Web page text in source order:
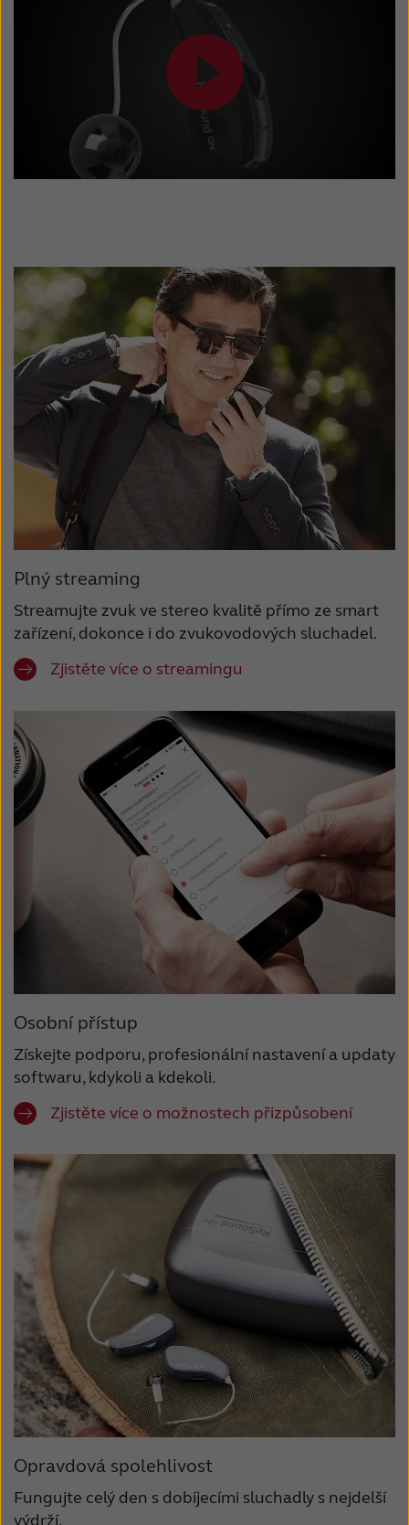
Plný streaming
Streamujte zvuk ve stereo kvalitě přímo ze smart
zařízení, dokonce i do zvukovodových sluchadel.
Zjistěte více o streamingu
Osobní přístup
Získejte podporu, profesionální nastavení a updaty
softwaru, kdykoli a kdekoli.
Zjistěte více o možnostech přizpůsobení
Opravdová spolehlivost
Fungujte celý den s dobíjecími sluchadly s nejdelší
výdrží.